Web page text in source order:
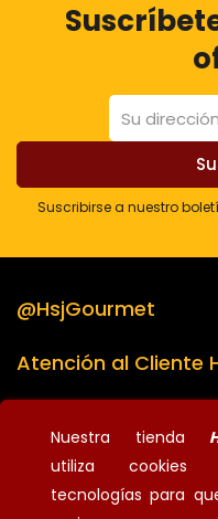
Suscribirse a nuestro
@HsjGourmet
Atención al Cliente
Información de la
Nuestra tienda
utiliza
tecnologías para